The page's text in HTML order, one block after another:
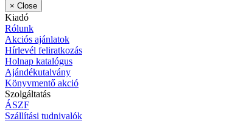
× Close
Kiadó
Rólunk
Akciós ajánlatok
Hírlevél feliratkozás
Holnap katalógus
Ajándékutalvány
Könyvmentő akció
Szolgáltatás
ÁSZF
Szállítási tudnivalók